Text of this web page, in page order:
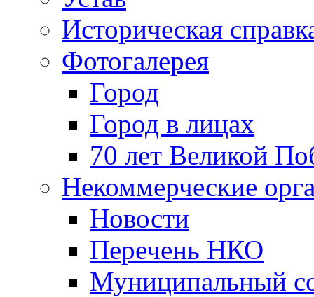
Историческая
Фотогалерея
Город
Город в лицах
70 лет Великой
Некоммерческие
Новости
Перечень НКО
Муниципальный